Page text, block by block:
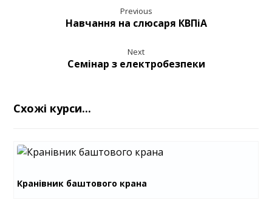
Previous
Навчання на слюсаря КВПіА
Next
Семінар з електробезпеки
Схожі курси...
Кранівник баштового крана